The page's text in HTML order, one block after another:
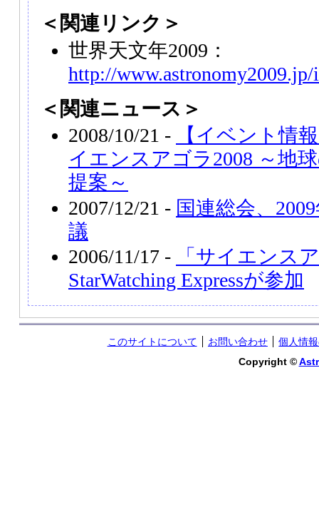
＜関連リンク＞
世界天文年2009：
http://
＜関連ニュース＞
2008/10/21 -
【イベント情
イエンスアゴラ2008 ～地
提案～
2007/12/21 - 国連総会、
議
2006/11/17 -
「サイエンス
StarWatching Expressが参加
このサイトについて お問い合わせ
個人情
Copyright ©